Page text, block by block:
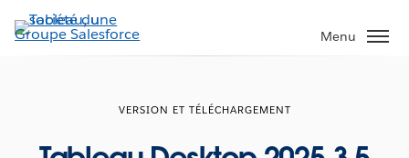
Aller
au
Menu
VERSION ET TÉLÉCHARGEMENT